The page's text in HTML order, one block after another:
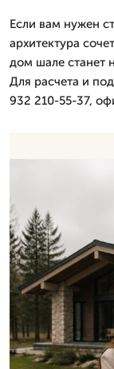
Если вам нужен
архитектура
дом шале станет
Для расчета и
932 210-55-37,